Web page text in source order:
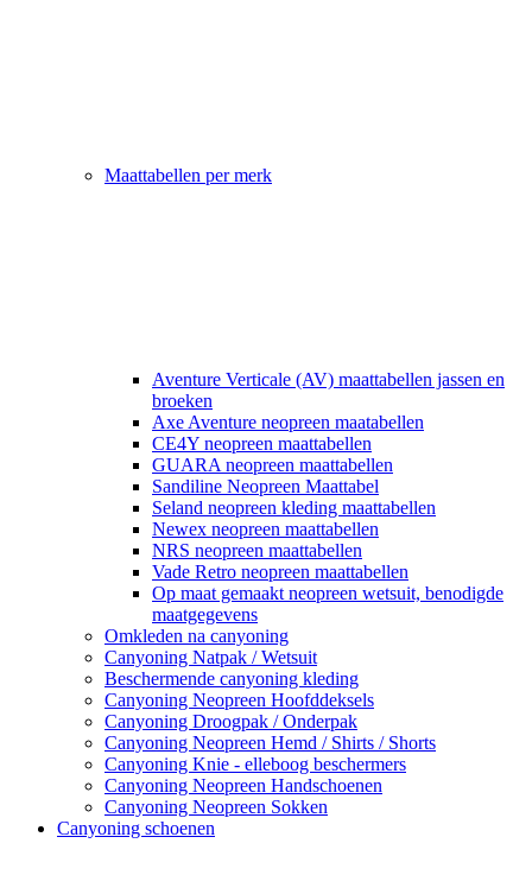
Maattabellen per merk
Aventure Verticale (AV) maattabellen jassen en
broeken
Axe Aventure neopreen maatabellen
CE4Y neopreen maattabellen
GUARA neopreen maattabellen
Sandiline Neopreen Maattabel
Seland neopreen kleding maattabellen
Newex neopreen maattabellen
NRS neopreen maattabellen
Vade Retro neopreen maattabellen
Op maat gemaakt neopreen wetsuit, benodigde
maatgegevens
Omkleden na canyoning
Canyoning Natpak / Wetsuit
Beschermende canyoning kleding
Canyoning Neopreen Hoofddeksels
Canyoning Droogpak / Onderpak
Canyoning Neopreen Hemd / Shirts / Shorts
Canyoning Knie - elleboog beschermers
Canyoning Neopreen Handschoenen
Canyoning Neopreen Sokken
Canyoning schoenen